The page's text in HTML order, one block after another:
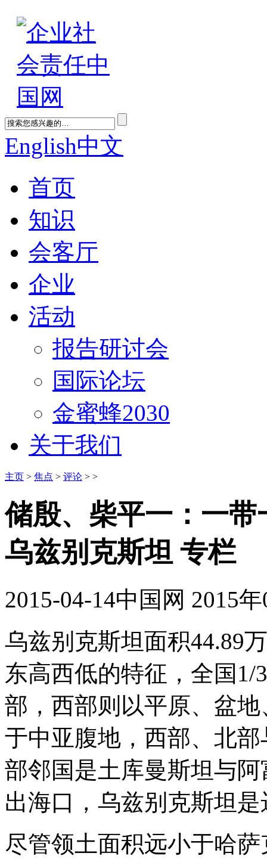
English中文
首页
知识
会客厅
企业
活动
报告研讨会
国际论坛
金蜜蜂2030
关于我们
主页 > 焦点 > 评论 > >
储殷、柴平一：一
乌兹别克斯坦 专栏
2015-04-14中国网 2015
乌兹别克斯坦面积44.89
东高西低的特征，全国
部，西部则以平原、盆
于中亚腹地，西部、北
部邻国是土库曼斯坦与
出海口，乌兹别克斯坦
尽管领土面积远小于哈